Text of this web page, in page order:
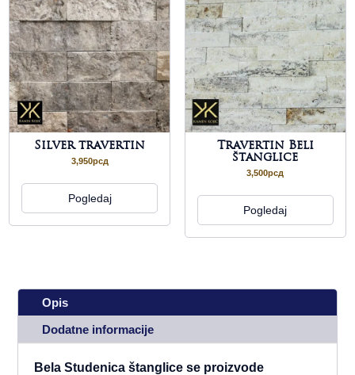
Silver travertin
3,950рсд
Pogledaj
Travertin Beli
štanglice
3,500рсд
Pogledaj
Opis
Dodatne informacije
Bela Studenica štanglice se proizvode